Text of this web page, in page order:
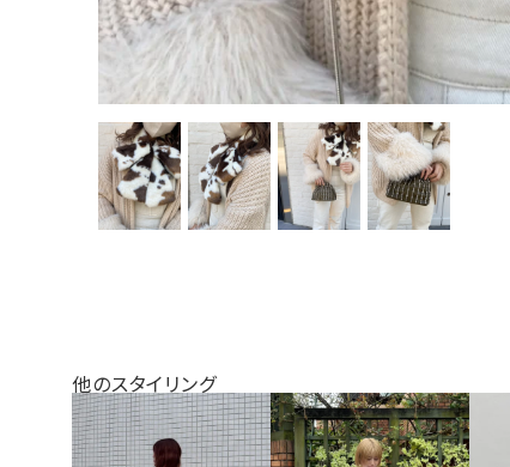
他のスタイリング